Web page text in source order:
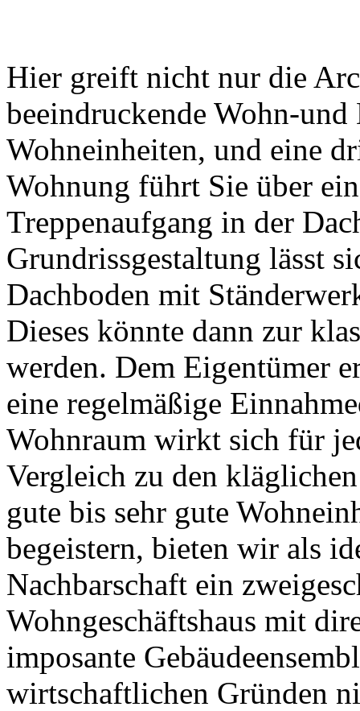
Hier greift nicht nur die
beeindruckende Wohn-
Wohneinheiten, und eine
Wohnung führt Sie über
Treppenaufgang in der
Grundrissgestaltung lässt
Dachboden mit
Dieses könnte dann zur
werden. Dem Eigentümer
eine regelmäßige
Wohnraum wirkt sich für
Vergleich zu den
gute bis sehr gute
begeistern, bieten wir als
Nachbarschaft ein
Wohngeschäftshaus mit
imposante
wirtschaftlichen Gründen